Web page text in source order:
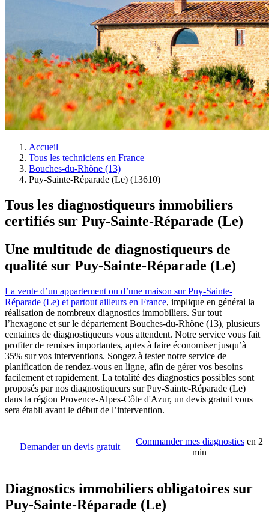
Accueil
Tous les techniciens en France
Bouches-du-Rhône (13)
Puy-Sainte-Réparade (Le) (13610)
Tous les diagnostiqueurs immobiliers
certifiés sur Puy-Sainte-Réparade (Le)
Une multitude de diagnostiqueurs de
qualité sur Puy-Sainte-Réparade (Le)
La vente d’un appartement ou d’une maison sur Puy-Sainte-
Réparade (Le) et partout ailleurs en France, implique en général la
réalisation de nombreux diagnostics immobiliers. Sur tout
l’hexagone et sur le département Bouches-du-Rhône (13), plusieurs
centaines de diagnostiqueurs vous attendent. Notre service vous fait
profiter de remises importantes, aptes à faire économiser jusqu’à
35% sur vos interventions. Songez à tester notre service de
planification de rendez-vous en ligne, afin de gérer vos besoins
facilement et rapidement. La totalité des diagnostics possibles sont
proposés par nos diagnostiqueurs sur Puy-Sainte-Réparade (Le)
dans la région Provence-Alpes-Côte d'Azur, un devis gratuit vous
sera établi avant le début de l’intervention.
Demander un devis gratuit
Commander mes diagnostics en 2
min
Diagnostics immobiliers obligatoires sur
Puy-Sainte-Réparade (Le)